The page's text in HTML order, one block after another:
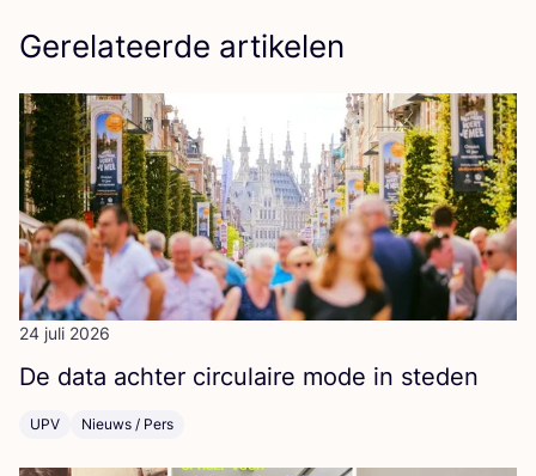
Gerelateerde artikelen
24 juli 2026
De data ach­ter cir­cu­lai­re mode in steden
UPV Nieuws / Pers